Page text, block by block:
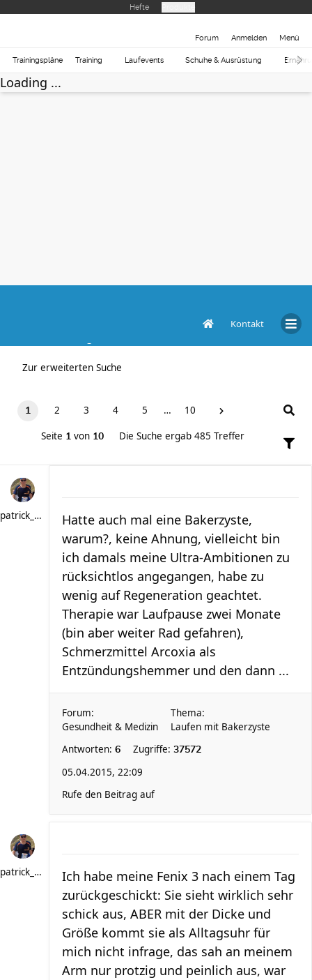
Hefte
Forum Anmelden Menü
Trainingspläne Training Laufevents Schuhe & Ausrüstung
Loading ...
Kontakt
Zur erweiterten Suche
1 2 3 4 5 … 10
Seite 1 von 10 Die Suche ergab 485 Treffer
patrick_schere
Hatte auch mal eine Bakerzyste,
warum?, keine Ahnung, vielleicht bin
ich damals meine Ultra-Ambitionen zu
rücksichtlos angegangen, habe zu
wenig auf Regeneration geachtet.
Therapie war Laufpause zwei Monate
(bin aber weiter Rad gefahren),
Schmerzmittel Arcoxia als
Entzündungshemmer und den dann ...
Forum:
Gesundheit & Medizin
Thema:
Laufen mit Bakerzyste
Antworten: 6 Zugriffe: 37572
05.04.2015, 22:09
Rufe den Beitrag auf
patrick_schere
Ich habe meine Fenix 3 nach einem Tag
zurückgeschickt: Sie sieht wirklich sehr
schick aus, ABER mit der Dicke und
Größe kommt sie als Alltagsuhr für
mich nicht infrage, das sah an meinem
Arm nur protzig und peinlich aus, war